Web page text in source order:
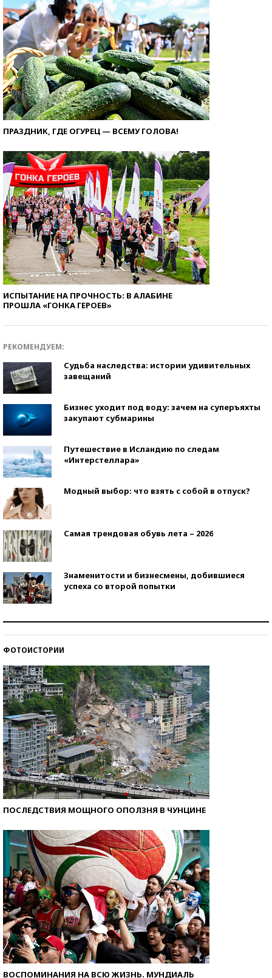
ПРАЗДНИК, ГДЕ ОГУРЕЦ — ВСЕМУ ГОЛОВА!
ИСПЫТАНИЕ НА ПРОЧНОСТЬ: В АЛАБИНЕ
ПРОШЛА «ГОНКА ГЕРОЕВ»
РЕКОМЕНДУЕМ:
Судьба наследства: истории удивительных
завещаний
Бизнес уходит под воду: зачем на суперъяхты
закупают субмарины
Путешествие в Исландию по следам
«Интерстеллара»
Модный выбор: что взять с собой в отпуск?
Самая трендовая обувь лета – 2026
Знаменитости и бизнесмены, добившиеся
успеха со второй попытки
ФОТОИСТОРИИ
ПОСЛЕДСТВИЯ МОЩНОГО ОПОЛЗНЯ В ЧУНЦИНЕ
ВОСПОМИНАНИЯ НА ВСЮ ЖИЗНЬ. МУНДИАЛЬ